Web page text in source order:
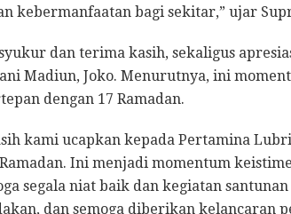
kebermanfaatan bagi sekitar,” ujar
dan terima kasih, sekaligus
Madiun, Joko. Menurutnya, ini
dengan 17 Ramadan.
kami ucapkan kepada Pertamina
Ini menjadi momentum
segala niat baik dan kegiatan
dan semoga diberikan kelancaran